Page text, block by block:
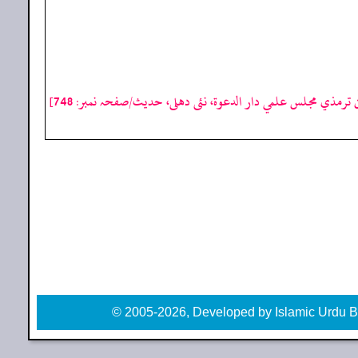
مجلس علمي دار الدعوة، نئى دهلى، حدیث/صفحہ نمبر: 748]
© 2005-2026, Developed by Islamic Urdu